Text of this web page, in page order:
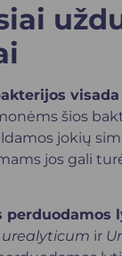
šios
jokių
jos gali
perduodamos
ir